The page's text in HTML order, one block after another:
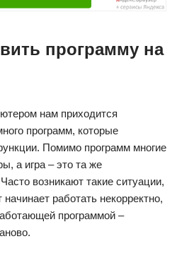
программу на
нам приходится
программ, которые
Помимо программ многие
а игра – это та же
возникают такие ситуации,
работать некорректно,
программой –